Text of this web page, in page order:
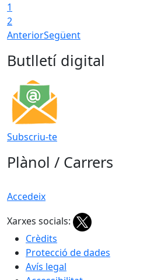
1
2
AnteriorSegüent
Butlletí digital
Subscriu-te
Plànol / Carrers
Accedeix
Xarxes socials:
Crèdits
Protecció de dades
Avís legal